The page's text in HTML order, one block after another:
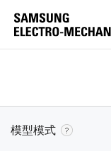
模型模式